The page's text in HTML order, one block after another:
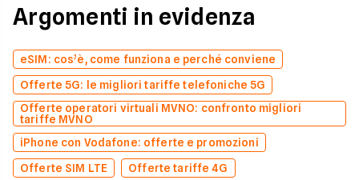
Argomenti in evidenza
eSIM: cos’è, come funziona e perché conviene
Offerte 5G: le migliori tariffe telefoniche 5G
Offerte operatori virtuali MVNO: confronto migliori
tariffe MVNO
iPhone con Vodafone: offerte e promozioni
Offerte SIM LTE
Offerte tariffe 4G